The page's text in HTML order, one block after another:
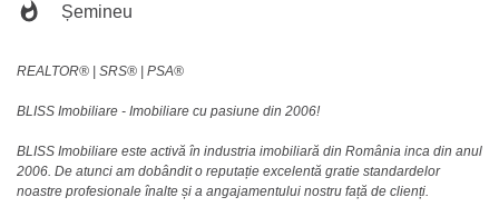
Șemineu
REALTOR®️ | SRS®️ | PSA®️
BLISS Imobiliare - Imobiliare cu pasiune din 2006!
BLISS Imobiliare este activă în industria imobiliară din România inca din anul
2006. De atunci am dobândit o reputație excelentă gratie standardelor
noastre profesionale înalte și a angajamentului nostru față de clienți.